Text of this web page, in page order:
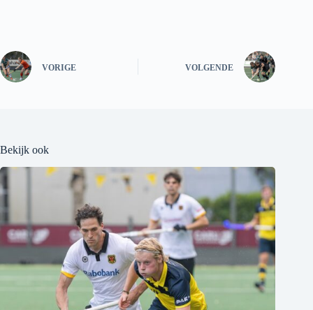
VORIGE VOLGENDE
Bekijk ook